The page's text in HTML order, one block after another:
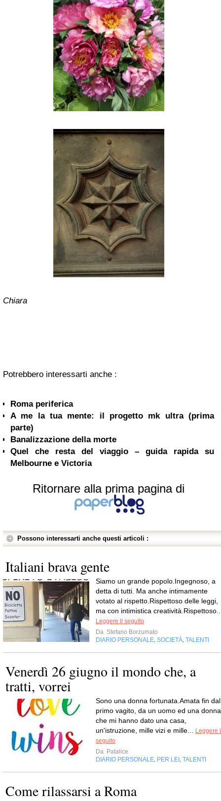
Chiara
Potrebbero interessarti anche :
Roma periferica
A me la tua mente: il progetto mk ultra (prima
parte)
Banalizzazione della morte
Quel che resta del viaggio – guida rapida su
Melbourne e Victoria
Ritornare alla prima pagina di
Possono interessarti anche questi articoli :
Italiani brava gente
Siamo un grande popolo.Ingegnoso, a
detta di tutti. Ma anche intimamente
votato al rispetto.Rispettoso delle leggi,
ma con intimistica
Leggere il seguito
Da Stefano Borzumato
DIARIO PERSONALE SOCIETÀ TALENTI
Venerdì 26 giugno il mondo che, a
tratti, vorrei
Sono una donna fortunata.Amata fin dal
primo vagito, da un uomo ed una
che mi hanno dato una casa,
un'istruzione, mille vizi e mille...
Leggere
seguito
Da Patalice
DIARIO PERSONALE PER LEI TALENTI
Come rilassarsi a Roma